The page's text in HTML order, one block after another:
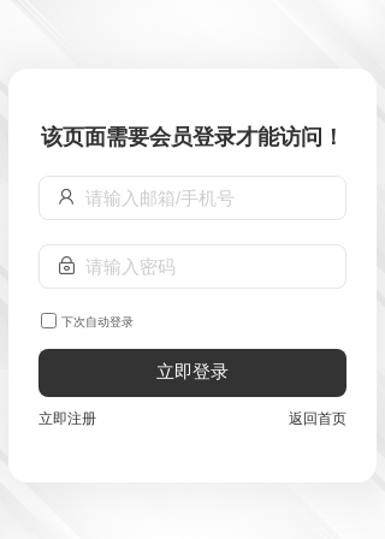
该页面需要会员登录才能访问！
下次自动登录
立即登录
立即注册 返回首页